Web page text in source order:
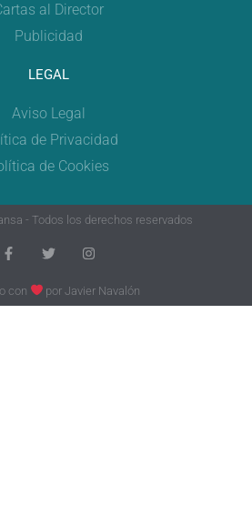
al Director
Publicidad
LEGAL
Aviso Legal
de Privacidad
de Cookies
- Todos los derechos reservados
con porJavier Navalón